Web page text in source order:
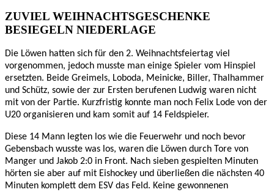
ZUVIEL WEIHNACHTSGESCHENKE
BESIEGELN NIEDERLAGE
Die Löwen hatten sich für den 2. Weihnachtsfeiertag viel
vorgenommen, jedoch musste man einige Spieler vom Hinspiel
ersetzten. Beide Greimels, Loboda, Meinicke, Biller, Thalhammer
und Schütz, sowie der zur Ersten berufenen Ludwig waren nicht
mit von der Partie. Kurzfristig konnte man noch Felix Lode von der
U20 organisieren und kam somit auf 14 Feldspieler.
Diese 14 Mann legten los wie die Feuerwehr und noch bevor
Gebensbach wusste was los, waren die Löwen durch Tore von
Manger und Jakob 2:0 in Front. Nach sieben gespielten Minuten
hörten sie aber auf mit Eishockey und überließen die nächsten 40
Minuten komplett dem ESV das Feld. Keine gewonnenen